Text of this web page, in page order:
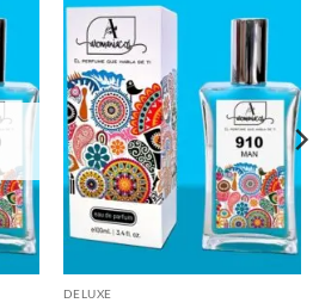
DELUXE